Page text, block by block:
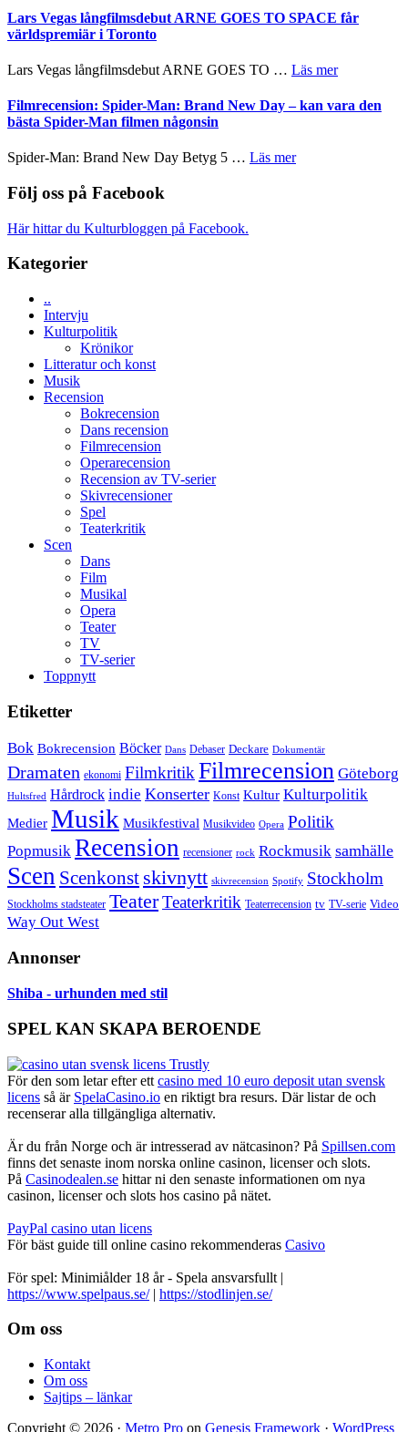
Jackie
storform
Vem
Mauri?
av
tv-
Svärtan
–
om
Lars Vegas långfilmsdebut ARNE GOES TO SPACE får
världspremiär i Toronto
Lars Vegas långfilmsdebut ARNE GOES TO … Läs merom
Vegas
Filmrecension: Spider-Man: Brand New Day – kan vara den
bästa Spider-Man filmen någonsin
Spider-Man: Brand New Day Betyg 5 … Läs merom
Följ oss på Facebook
Här hittar du Kulturbloggen på Facebook.
Kategorier
..
Intervju
Kulturpolitik
Krönikor
Litteratur och konst
Musik
Recension
Bokrecension
Dans recension
Filmrecension
Operarecension
Recension av TV-serier
Skivrecensioner
Spel
Teaterkritik
Scen
Dans
Film
Musikal
Opera
Teater
TV
TV-serier
Toppnytt
Etiketter
Bok Bokrecension Böcker Dans Debaser Deckare Dokumentär
Dramaten ekonomi Filmkritik Filmrecension Göteborg
Hultsfred Hårdrock indie Konserter Konst Kultur Kulturpolitik
Medier Musik Musikfestival Musikvideo Opera Politik
Popmusik Recension recensioner rock Rockmusik samhälle
Scen Scenkonst skivnytt skivrecension Spotify Stockholm
Stockholms stadsteater TeaterTeaterkritik Teaterrecension tv TV-serie Video
Way Out West
Annonser
Shiba - urhunden med stil
SPEL KAN SKAPA BEROENDE
För den som letar efter ett casino med 10 euro deposit utan svensk
licens så är SpelaCasino.io en riktigt bra resurs. Där listar de och
recenserar alla tillgängliga alternativ.
Är du från Norge och är intresserad av nätcasinon? På Spillsen.com
finns det senaste inom norska online casinon, licenser och slots.
På Casinodealen.se hittar ni den senaste informationen om nya
casinon, licenser och slots hos casino på nätet.
PayPal casino utan licens
För bäst guide till online casino rekommenderas Casivo
För spel: Minimiålder 18 år - Spela ansvarsfullt |
https://www.spelpaus.se/| https://stodlinjen.se/
Footer
Om oss
Kontakt
Om oss
Sajtips – länkar
Copyright © 2026 · Metro Pro on Genesis Framework · WordPress